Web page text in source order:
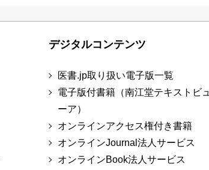
デジタルコンテンツ
医書.jp取り扱い電子版一覧
電子版付書籍（南江堂テキストビュ
ーア）
オンラインアクセス権付き書籍
オンラインJournal法人サービス
オンラインBook法人サービス